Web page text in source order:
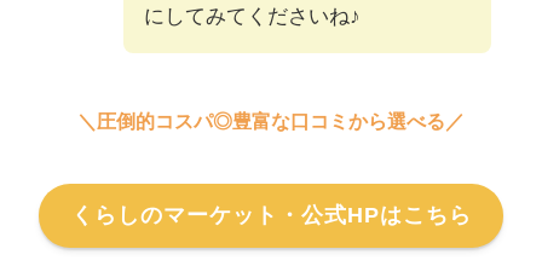
にしてみてくださいね♪
＼圧倒的コスパ◎豊富な口コミから選べる／
くらしのマーケット・公式HPはこちら